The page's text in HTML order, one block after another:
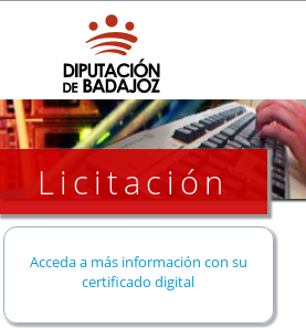
Licitación
Acceda a más información con su
certificado digital